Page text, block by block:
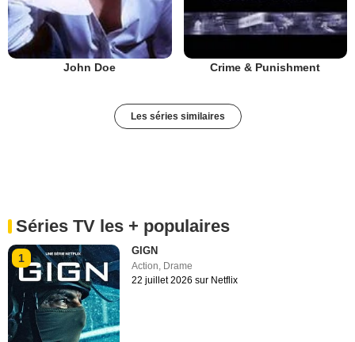
John Doe Crime & Punishment
Les séries similaires
Séries TV les + populaires
1
GIGN
Action, Drame
22 juillet 2026 sur Netflix